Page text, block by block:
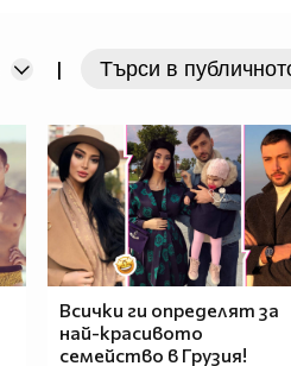
|
Всички ги определят за
най-красивото
семейство в Грузия!